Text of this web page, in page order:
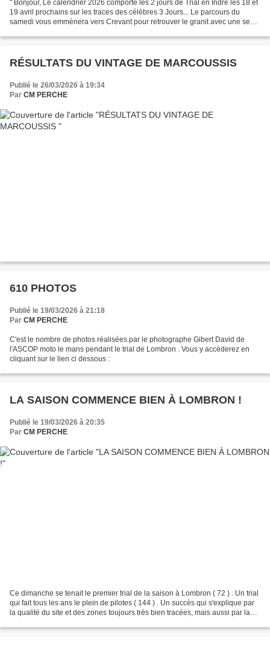
" Bonjour, Le calendrier 2026 comporte les 2 jours de Trial en Indre les 18 et
19 avril prochains sur les traces des célèbres 3 Jours... Le parcours du
samedi vous emmènera vers Crevant pour retrouver le granit avec une seule
RÉSULTATS DU VINTAGE DE MARCOUSSIS
Publié le 26/03/2026 à 19:34
Par CM PERCHE
610 PHOTOS
Publié le 19/03/2026 à 21:18
Par CM PERCHE
C'est le nombre de photos réalisées par le photographe Gibert David de
l'ASCOP moto le mans pendant le trial de Lombron . Vous y accèderez en
cliquant sur le lien ci dessous :
LA SAISON COMMENCE BIEN À LOMBRON !
Publié le 19/03/2026 à 20:35
Par CM PERCHE
Ce dimanche se tenait le premier trial de la saison à Lombron ( 72 ) . Un trial
qui fait tous les ans le plein de pilotes ( 144 ) . Un succès qui s'explique par
la qualité du site et des zones toujours très bien tracées, mais aussi par la